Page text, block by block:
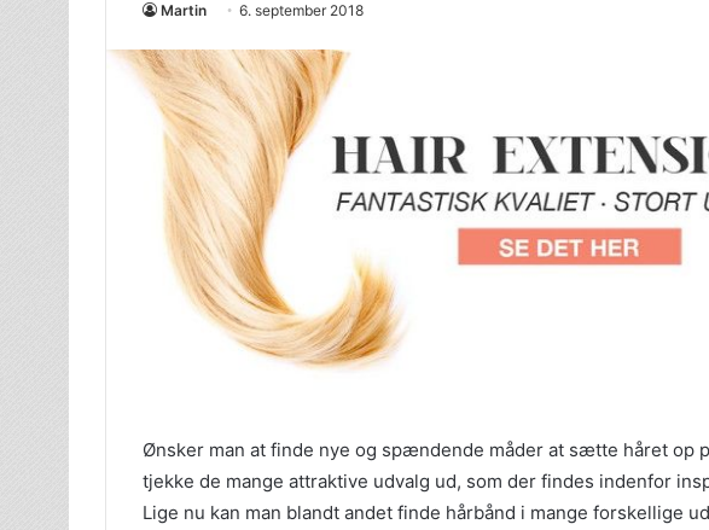
Martin 6. september 2018
Ønsker man at finde nye og spændende måder at sætte håret op
tjekke de mange attraktive udvalg ud, som der findes indenfor
Lige nu kan man blandt andet finde hårbånd i mange forskellige